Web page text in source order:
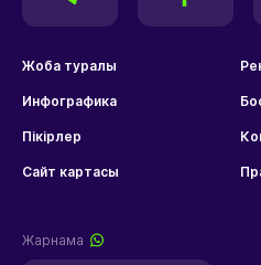
Жоба туралы
Инфографика
Пікірлер
Сайт картасы
Жарнама